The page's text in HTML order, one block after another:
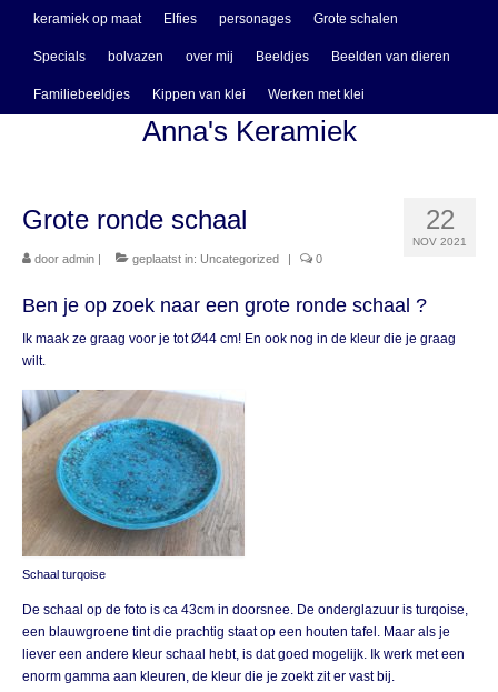
keramiek op maat Elfies personages Grote schalen
Specials bolvazen over mij Beeldjes Beelden van dieren
Familiebeeldjes Kippen van klei Werken met klei
Anna's Keramiek
22
NOV 2021
Grote ronde schaal
door admin | geplaatst in: Uncategorized | 0
Ben je op zoek naar een grote ronde schaal ?
Ik maak ze graag voor je tot Ø44 cm! En ook nog in de kleur die je graag
wilt.
Schaal turqoise
De schaal op de foto is ca 43cm in doorsnee. De onderglazuur is turqoise,
een blauwgroene tint die prachtig staat op een houten tafel. Maar als je
liever een andere kleur schaal hebt, is dat goed mogelijk. Ik werk met een
enorm gamma aan kleuren, de kleur die je zoekt zit er vast bij.